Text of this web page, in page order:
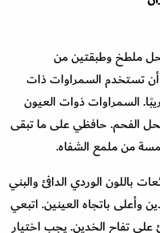
ملطخ وطبقتين من
أن تستخدم السمراوات ذات
السمراوات ذوات العيون
الفحم. حافظي على ما تبقى
من ملمع الشفاه.
باللون الوردي الدافئ والبني
وأعلى باتجاه العينين. اتبعي
على تفاح الخدين. يجب اختيار